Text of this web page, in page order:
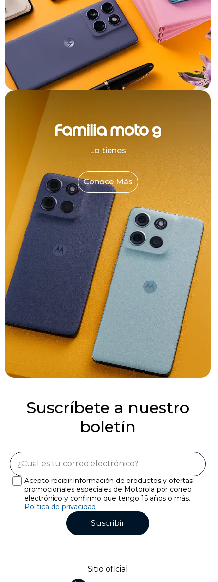
Familia moto g
Lo tienes
Conoce Más
Suscríbete a nuestro
boletín
Suscribir
Acepto recibir información de productos y ofertas
promocionales especiales de Motorola por correo
electrónico y confirmo que tengo 16 años o más.
Política de privacidad
Sitio oficial